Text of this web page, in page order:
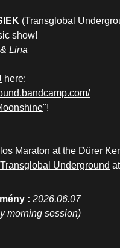
(Transglobal
show!
Lina
here:
"!
Maraton at the Dürer
Transglobal Underground
: 2026.06.07
morning session)